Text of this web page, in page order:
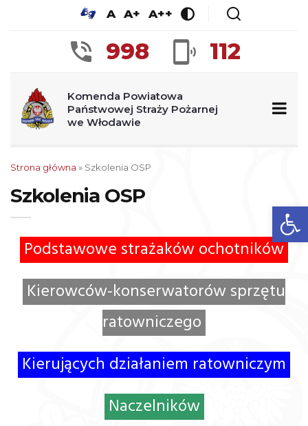
A A+ A++
998 112
Komenda Powiatowa
Państwowej Straży Pożarnej
we Włodawie
Strona główna » Szkolenia OSP
Szkolenia OSP
Podstawowe strażaków ochotników
Kierowców-konserwatorów sprzętu
ratowniczego
Kierujących działaniem ratowniczym
Naczelników